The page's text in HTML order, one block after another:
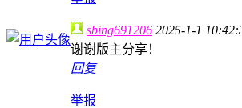
sbing691206 2025-1-1
谢谢版主分享！
回复
举报